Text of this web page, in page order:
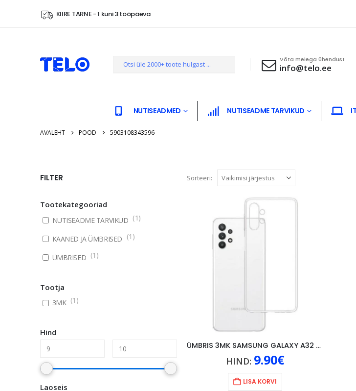
KIIRE TARNE - 1 kuni 3 tööpäeva
Võta meiega ühendust
info@telo.ee
NUTISEADMED NUTISEADME TARVIKUD IT
AVALEHT POOD 5903108343596
Sorteeri:
ÜMBRIS 3MK SAMSUNG GALAXY A32 5G
HIND: 9.90€
LISA KORVI
FILTER
Tootekategooriad
NUTISEADME TARVIKUD (1)
KAANED JA ÜMBRISED (1 )
ÜMBRISED (1 )
Tootja
3MK (1 )
Hind
Laoseis